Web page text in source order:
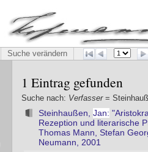
Suche verändern
1 Eintrag gefunden
Suche nach: Verfasser=
Steinhaußen, Jan:
Rezeption und literarische
Thomas Mann, Stefan
Neumann, 2001